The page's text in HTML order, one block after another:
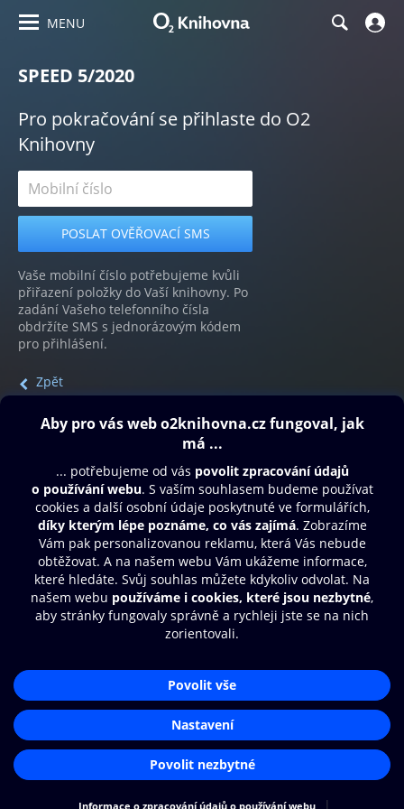
MENU
SPEED 5/2020
Pro pokračování se přihlaste do O2
Knihovny
Vaše mobilní číslo potřebujeme kvůli
přiřazení položky do Vaší knihovny. Po
zadání Vašeho telefonního čísla
obdržíte SMS s jednorázovým kódem
pro přihlášení.
Zpět
Obsah ke stažení
Moje O2 Knihovna
Další zábava
© O2 Czech Republic a.s.
Přístupnost
Zásady zpracování osobních údajů
Nastavení cookies
Aplikace O2 Knihovna
Čti a poslouchej své e-knihy a
audioknihy rychleji a pohodlněji.